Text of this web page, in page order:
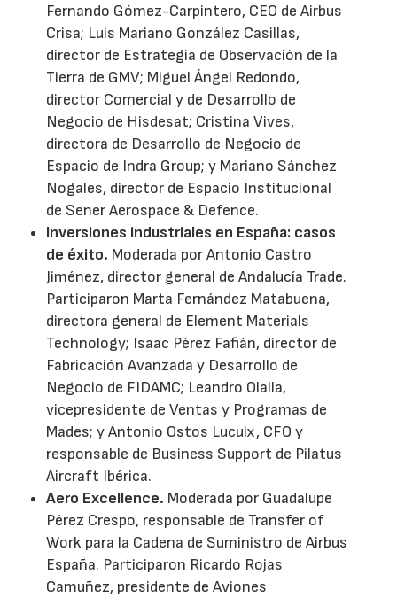
Fernando Gómez-Carpintero, CEO de Airbus
Crisa; Luis Mariano González Casillas,
director de Estrategia de Observación de la
Tierra de GMV; Miguel Ángel Redondo,
director Comercial y de Desarrollo de
Negocio de Hisdesat; Cristina Vives,
directora de Desarrollo de Negocio de
Espacio de Indra Group; y Mariano Sánchez
Nogales, director de Espacio Institucional
de Sener Aerospace & Defence.
Inversiones industriales en España: casos
de éxito. Moderada por Antonio Castro
Jiménez, director general de Andalucía Trade.
Participaron Marta Fernández Matabuena,
directora general de Element Materials
Technology; Isaac Pérez Fafián, director de
Fabricación Avanzada y Desarrollo de
Negocio de FIDAMC; Leandro Olalla,
vicepresidente de Ventas y Programas de
Mades; y Antonio Ostos Lucuix, CFO y
responsable de Business Support de Pilatus
Aircraft Ibérica.
Aero Excellence. Moderada por Guadalupe
Pérez Crespo, responsable de Transfer of
Work para la Cadena de Suministro de Airbus
España. Participaron Ricardo Rojas
Camuñez, presidente de Aviones